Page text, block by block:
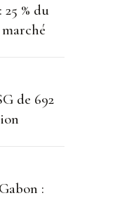
% du
de 692
: